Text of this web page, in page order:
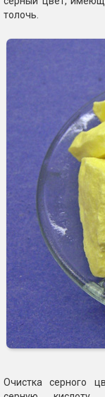
толочь.
Очистка серного